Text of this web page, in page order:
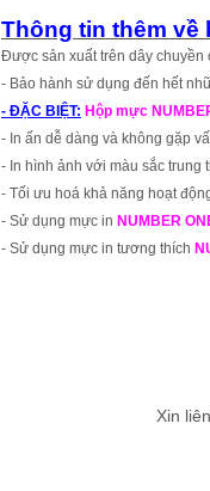
Thông tin thêm về
Được sản xuất trên dây chuyền
- Bảo hành sử dụng đến hết
- ĐẶC BIỆT: Hộp mực
- In ấn dễ dàng và không gặp
- In hình ảnh với màu sắc trung
- Tối ưu hoá khả năng hoạt
- Sử dụng mực in NUMBER
- Sử dụng mực in tương thích
Xin